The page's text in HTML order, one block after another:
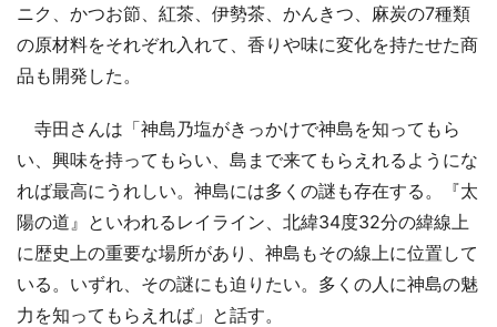
ニク、かつお節、紅茶、伊勢茶、かんきつ、麻炭の7種類
の原材料をそれぞれ入れて、香りや味に変化を持たせた商
品も開発した。
寺田さんは「神島乃塩がきっかけで神島を知ってもら
い、興味を持ってもらい、島まで来てもらえれるようにな
れば最高にうれしい。神島には多くの謎も存在する。『太
陽の道』といわれるレイライン、北緯34度32分の緯線上
に歴史上の重要な場所があり、神島もその線上に位置して
いる。いずれ、その謎にも迫りたい。多くの人に神島の魅
力を知ってもらえれば」と話す。